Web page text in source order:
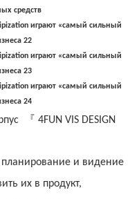
средств
『 4FUN VIS DESIGN
планирование и видение
их в продукт,